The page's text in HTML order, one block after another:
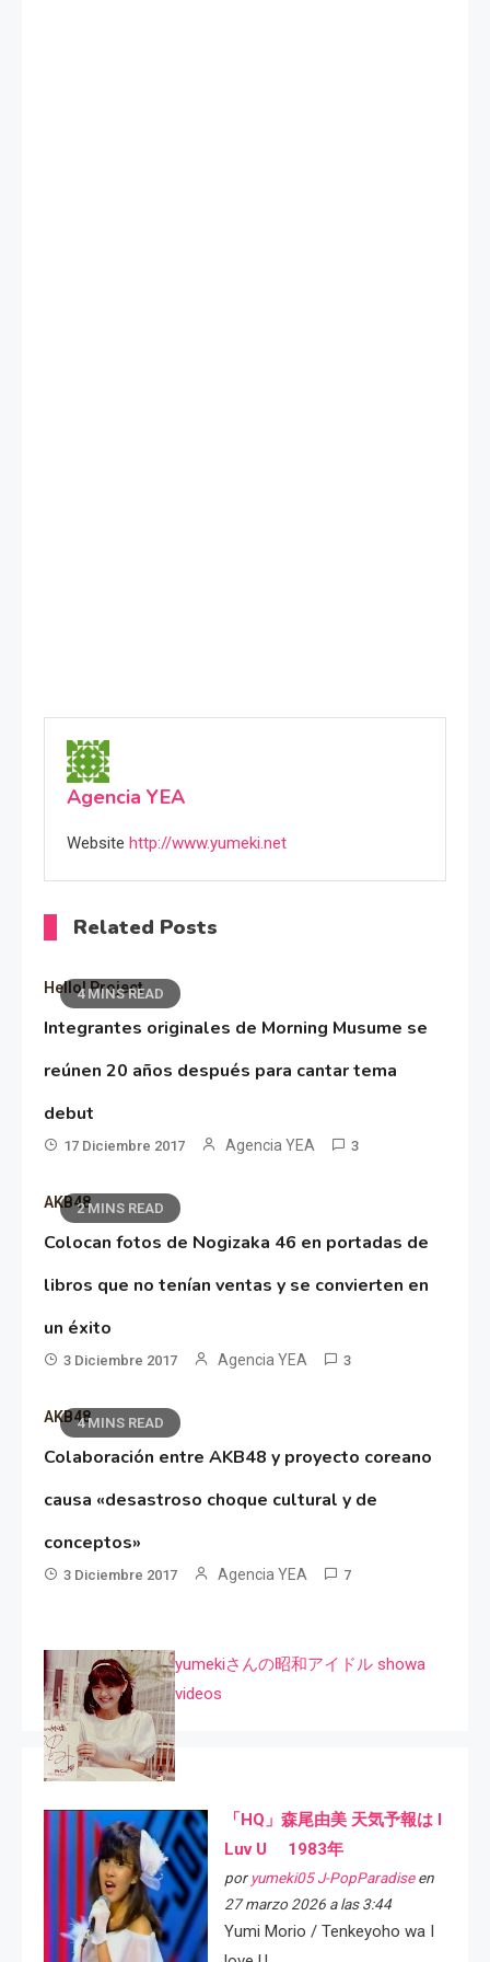
Agencia YEA
Website http://www.yumeki.net
Related Posts
4 MINS READ
Hello! Project
Integrantes originales de Morning Musume se
reúnen 20 años después para cantar tema
debut
17 Diciembre 2017 Agencia YEA 3
2 MINS READ
AKB48
Colocan fotos de Nogizaka 46 en portadas de
libros que no tenían ventas y se convierten en
un éxito
3 Diciembre 2017 Agencia YEA 3
4 MINS READ
AKB48
Colaboración entre AKB48 y proyecto coreano
causa «desastroso choque cultural y de
conceptos»
3 Diciembre 2017 Agencia YEA 7
yumekiさんの昭和アイドル showa
videos
「HQ」森尾由美 天気予報は I
Luv U 1983年
por yumeki05 J-PopParadiseen
27 marzo 2026 a las 3:44
Yumi Morio / Tenkeyoho wa I